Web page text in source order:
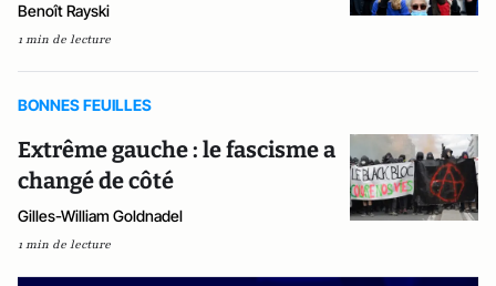
Benoît Rayski
1 min de lecture
BONNES FEUILLES
Extrême gauche : le fascisme a
changé de côté
Gilles-William Goldnadel
1 min de lecture